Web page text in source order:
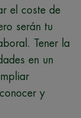
el coste de
serán tu
Tener la
en un
y